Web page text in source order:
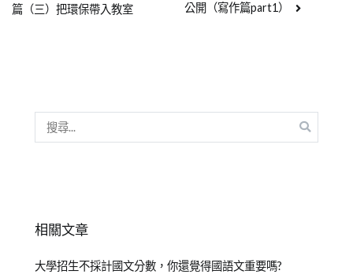
篇（三）把環保帶入教室 公開（寫作篇part1）
相關文章
大學招生不採計國文分數，你還覺得國語文重要嗎?